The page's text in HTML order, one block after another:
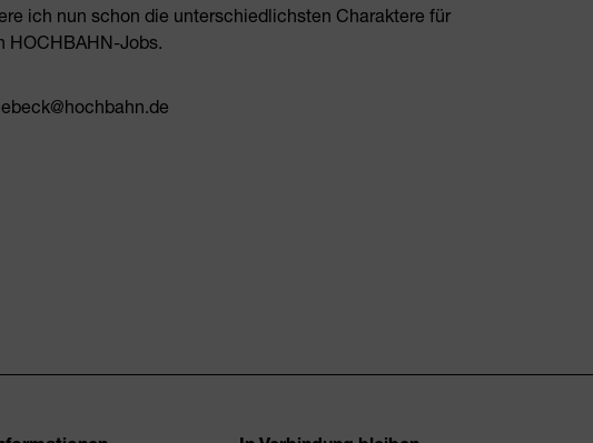
ich nun schon die unterschiedlichsten Charaktere für
HOCHBAHN-Jobs.
E-Mail